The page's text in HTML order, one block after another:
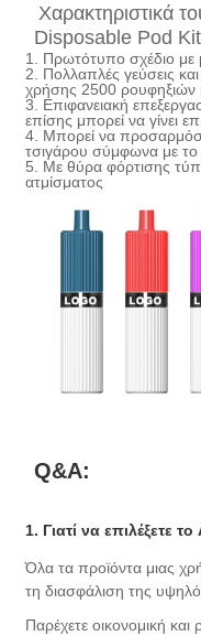
Χαρακτηριστικά
Disposable Pod Kit
1. Πρωτότυπο σχέδιο με
2. Πολλαπλές γεύσεις
χρήσης 2500 ρουφηξιών
3. Επιφανειακή
επίσης μπορεί να γίνει
4. Μπορεί να
τσιγάρου σύμφωνα με
5. Με θύρα φόρτισης
ατμίσματος
Q&A:
1. Γιατί να επιλέξετε
Όλα τα προϊόντα μιας
τη διασφάλιση της
Παρέχετε οικονομική